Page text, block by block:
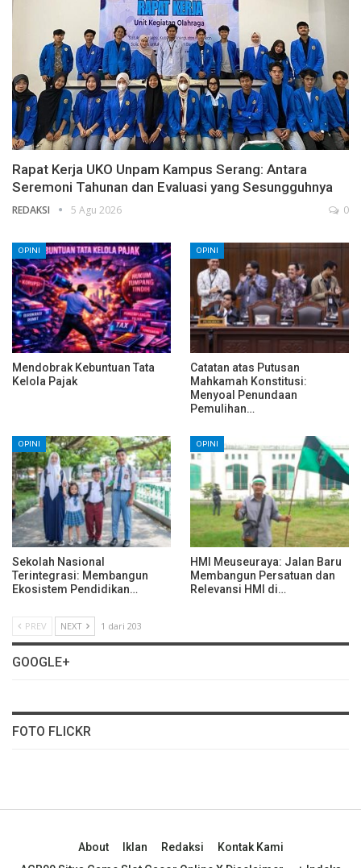
Rapat Kerja UKO Unpam Kampus Serang: Antara
Seremoni Tahunan dan Evaluasi yang Sesungguhnya
REDAKSI 5 Agu 2026 0
OPINI
Mendobrak Kebuntuan Tata
Kelola Pajak
OPINI
Catatan atas Putusan
Mahkamah Konstitusi:
Menyoal Penundaan
Pemulihan…
OPINI
Sekolah Nasional
Terintegrasi: Membangun
Ekosistem Pendidikan…
OPINI
HMI Meuseuraya: Jalan Baru
Membangun Persatuan dan
Relevansi HMI di…
PREV NEXT 1 dari 203
GOOGLE+
FOTO FLICKR
About Iklan Redaksi
Kontak Kami